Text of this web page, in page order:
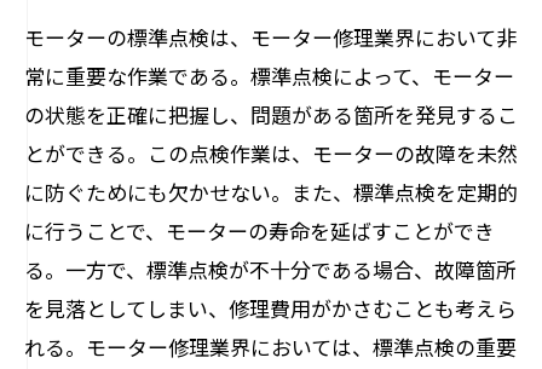
モーターの標準点検は、モーター修理業界において非
常に重要な作業である。標準点検によって、モーター
の状態を正確に把握し、問題がある箇所を発見するこ
とができる。この点検作業は、モーターの故障を未然
に防ぐためにも欠かせない。また、標準点検を定期的
に行うことで、モーターの寿命を延ばすことができ
る。一方で、標準点検が不十分である場合、故障箇所
を見落としてしまい、修理費用がかさむことも考えら
れる。モーター修理業界においては、標準点検の重要